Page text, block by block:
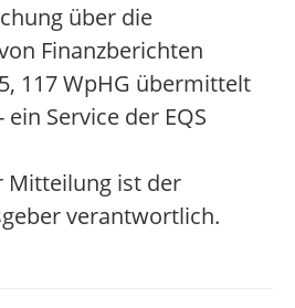
über die
Finanzberichten
117 WpHG übermittelt
Service der EQS
Mitteilung ist der
verantwortlich.